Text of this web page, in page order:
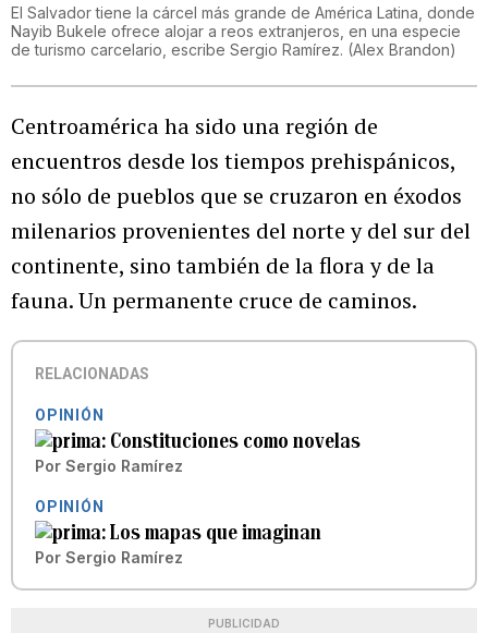
El Salvador tiene la cárcel más grande de América Latina, donde
Nayib Bukele ofrece alojar a reos extranjeros, en una especie
de turismo carcelario, escribe Sergio Ramírez. (Alex Brandon)
Centroamérica ha sido una región de
encuentros desde los tiempos prehispánicos,
no sólo de pueblos que se cruzaron en éxodos
milenarios provenientes del norte y del sur del
continente, sino también de la flora y de la
fauna. Un permanente cruce de caminos.
RELACIONADAS
OPINIÓN
Constituciones como novelas
Por Sergio Ramírez
OPINIÓN
Los mapas que imaginan
Por Sergio Ramírez
PUBLICIDAD